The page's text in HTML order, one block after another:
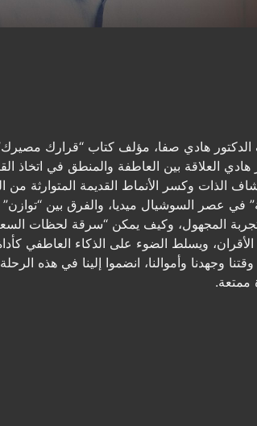
هادي صفا، مؤلف كتاب “قرارك
هادي العلاقة بين العاطفة والمنطق في اتخاذ
وكسر الأنماط القديمة المتوارثة من
في عصر السوشيال ميديا، والفرق بين
المجهول، وكيف يمكن “سرقة لحظات
ويسلط الضوء على الذكاء العاطفي
وجهدنا وأموالنا، انضموا إلينا في هذه
ممتعة.